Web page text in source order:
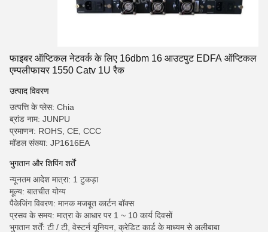
फाइबर ऑप्टिकल नेटवर्क के लिए 16dbm 16 आउटपुट EDFA ऑप्टिकल
एम्पलीफायर 1550 Catv 1U रैक
उत्पाद विवरण
उत्पत्ति के प्लेस: Chia
ब्रांड नाम: JUNPU
प्रमाणन: ROHS, CE, CCC
मॉडल संख्या: JP1616EA
भुगतान और शिपिंग शर्तें
न्यूनतम आदेश मात्रा: 1 टुकड़ा
मूल्य: बातचीत योग्य
पैकेजिंग विवरण: मानक मजबूत कार्टन बॉक्स
प्रसव के समय: मात्रा के आधार पर 1 ~ 10 कार्य दिवसों
भुगतान शर्तें: टी / टी, वेस्टर्न यूनियन, क्रेडिट कार्ड के माध्यम से अलीबाबा